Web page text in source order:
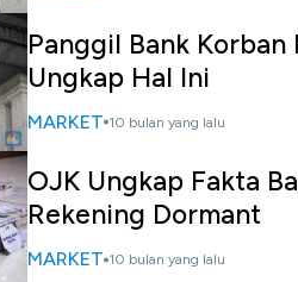
Panggil Bank
Ungkap Hal Ini
MARKET 10 bulan yang lalu
OJK Ungkap Fakta
Rekening Dormant
MARKET 10 bulan yang lalu